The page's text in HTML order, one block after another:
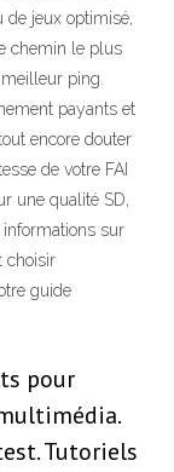
de jeux optimisé,
chemin le plus
ping.
payants et
encore douter
de votre FAI
une qualité SD,
informations sur
choisir
guide
pour
Tutoriels